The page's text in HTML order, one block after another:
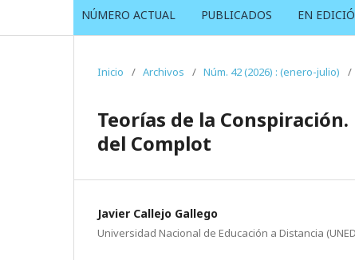
NÚMERO ACTUAL PUBLICADOS EN
Inicio / Archivos / Núm. 42 (2026) : (enero-julio) /
Teorías de la
del Complot
Javier Callejo Gallego
Universidad Nacional de Educación a Distancia